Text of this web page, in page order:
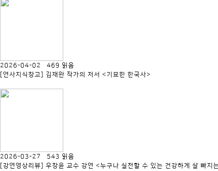
2026-04-02 469 읽음
[연사지식창고] 김재완 작가의 저서 <기묘한 한국사>
2026-03-27 543 읽음
[강연영상리뷰] 우창윤 교수 강연 <누구나 실천할 수 있는 건강하게 살 빠지